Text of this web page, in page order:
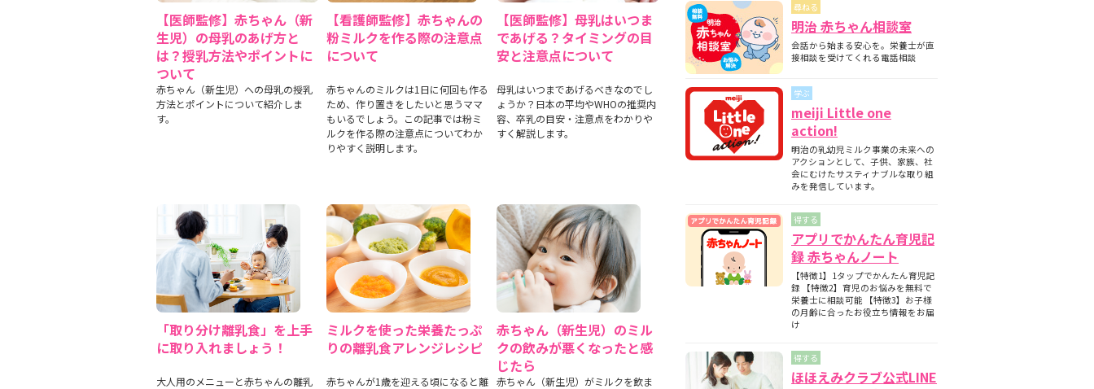
【医師監修】赤ちゃん（新
生児）の母乳のあげ方と
は？授乳方法やポイントに
ついて
赤ちゃん（新生児）への母乳の授乳
方法とポイントについて紹介しま
す。
【看護師監修】赤ちゃんの
粉ミルクを作る際の注意点
について
赤ちゃんのミルクは1日に何回も作る
ため、作り置きをしたいと思うママ
もいるでしょう。この記事では粉ミ
ルクを作る際の注意点についてわか
りやすく説明します。
【医師監修】母乳はいつま
であげる？タイミングの目
安と注意点について
母乳はいつまであげるべきなのでし
ょうか？日本の平均やWHOの推奨内
容、卒乳の目安・注意点をわかりや
すく解説します。
「取り分け離乳食」を上手
に取り入れましょう！
大人用のメニューと赤ちゃんの離乳
ミルクを使った栄養たっぷ
りの離乳食アレンジレシピ
赤ちゃんが1歳を迎える頃になると離
赤ちゃん（新生児）のミル
クの飲みが悪くなったと感
じたら
赤ちゃん（新生児）がミルクを飲ま
【助産師監修】離乳食の進め方とは？月齢
別・隔週のスケジュールやNG食材について
【助産師監修】離乳食はいつから始める？目
安時期と月齢別の離乳食の内容について
【医師監修】フォローアップミルクとは？母
乳やミルクとの違いについて
【看護師監修】フォローアップミルクはいつ
から始める？切り替えの目安と必要性を解説
【看護師監修】フォローアップミルクはいつ
まで飲ませる？タイミングの目安と注意点
尋ねる
明治 赤ちゃん相談室
会話から始まる安心を。栄養士が直
接相談を受けてくれる電話相談
学ぶ
meiji Little one
action!
明治の乳幼児ミルク事業の未来への
アクションとして、子供、家族、社
会にむけたサスティナブルな取り組
みを発信しています。
得する
アプリでかんたん育児記
録 赤ちゃんノート
【特徴1】1タップでかんたん育児記
録 【特徴2】育児のお悩みを無料で
栄養士に相談可能 【特徴3】お子様
の月齢に合ったお役立ち情報をお届
け
得する
ほほえみクラブ公式LINE